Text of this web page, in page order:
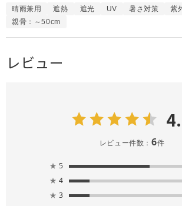
晴雨兼用 遮熱 遮光 UV 暑さ対策
紫
親骨：～50cm
レビュー
レビュー件数： 6件
★ 5
★ 4
★ 3